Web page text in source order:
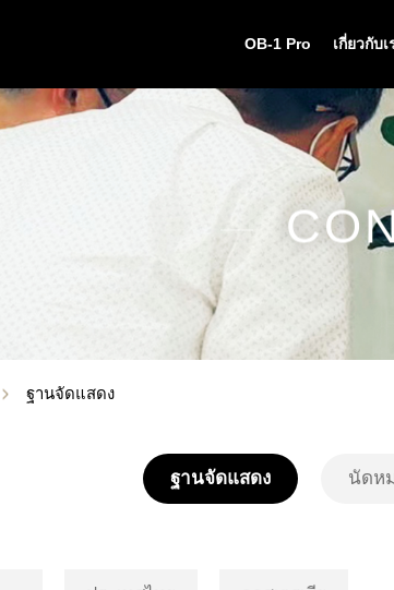
OB-1 Pro เกี่ยวกับเ
ฐานจัดแสดง
ฐานจัดแสดง นัดห